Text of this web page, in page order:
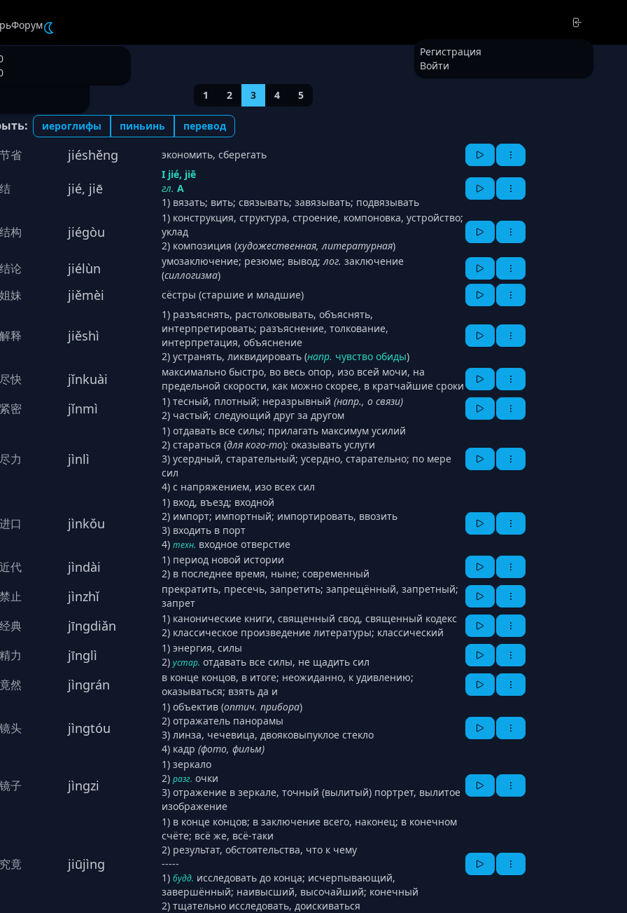
Форум
Регистрация
Войти
1 2 3 4 5
иероглифы пиньинь перевод
节省 jiéshěng экономить, сберегать
结 jié, jiē
I jié, jiē
гл. А
1) вязать; вить; связывать; завязывать; подвязывать
结构 jiégòu
1) конструкция, структура, строение, компоновка, устройство;
уклад
2) композиция (художественная, литературная)
结论 jiélùn умозаключение; резюме; вывод;лог. заключение
(силлогизма)
姐妹 jiěmèi сёстры (старшие и младшие)
解释 jiěshì
1) разъяснять, растолковывать, объяснять,
интерпретировать; разъяснение, толкование,
интерпретация, объяснение
2) устранять, ликвидировать (напр. чувство обиды)
尽快 jǐnkuài
максимально быстро, во весь опор, изо всей мочи, на
предельной скорости, как можно скорее, в кратчайшие сроки
紧密 jǐnmì 1) тесный, плотный; неразрывный (напр., о связи)
2) частый; следующий друг за другом
尽力 jìnlì
1) отдавать все силы; прилагать максимум усилий
2) стараться (для кого-то): оказывать услуги
3) усердный, старательный; усердно, старательно; по мере
сил
4) с напряжением, изо всех сил
进口 jìnkǒu
1) вход, въезд; входной
2) импорт; импортный; импортировать, ввозить
3) входить в порт
4) техн. входное отверстие
近代 jìndài
1) период новой истории
2) в последнее время, ныне; современный
禁止 jìnzhǐ
прекратить, пресечь, запретить; запрещённый, запретный;
запрет
经典 jīngdiǎn
1) канонические книги, священный свод, священный кодекс
2) классическое произведение литературы; классический
精力 jīnglì
1) энергия, силы
2) устар. отдавать все силы, не щадить сил
竟然 jìngrán
в конце концов, в итоге; неожиданно, к удивлению;
оказываться; взять да и
镜头 jìngtóu
1) объектив (оптич. прибора)
2) отражатель панорамы
3) линза, чечевица, двояковыпуклое стекло
4) кадр (фото, фильм)
镜子 jìngzi
1) зеркало
2) разг. очки
3) отражение в зеркале, точный (вылитый) портрет, вылитое
изображение
究竟 jiūjìng
1) в конце концов; в заключение всего, наконец; в конечном
счёте; всё же, всё-таки
2) результат, обстоятельства, что к чему
-----
1) будд. исследовать до конца; исчерпывающий,
завершённый; наивысший, высочайший; конечный
2) тщательно исследовать, доискиваться